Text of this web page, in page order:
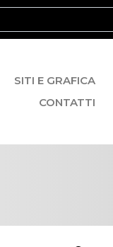
SITI E GRAFICA
CONTATTI